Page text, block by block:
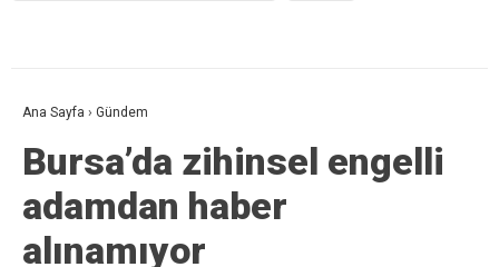
Ana Sayfa › Gündem
Bursa’da zihinsel engelli
adamdan haber
alınamıyor